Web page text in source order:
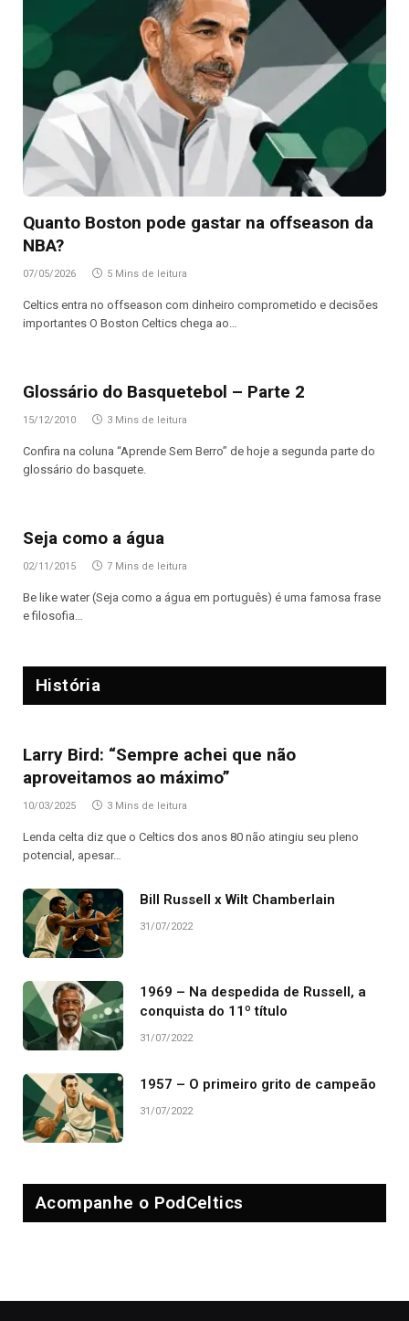
Quanto Boston pode gastar na offseason da
NBA?
07/05/2026 5 Mins de leitura
Celtics entra no offseason com dinheiro comprometido e decisões
importantes O Boston Celtics chega ao…
Glossário do Basquetebol – Parte 2
15/12/2010 3 Mins de leitura
Confira na coluna “Aprende Sem Berro” de hoje a segunda parte do
glossário do basquete.
Seja como a água
02/11/2015 7 Mins de leitura
Be like water (Seja como a água em português) é uma famosa frase
e filosofia…
História
Larry Bird: “Sempre achei que não
aproveitamos ao máximo”
10/03/2025 3 Mins de leitura
Lenda celta diz que o Celtics dos anos 80 não atingiu seu pleno
potencial, apesar…
Bill Russell x Wilt Chamberlain
31/07/2022
1969 – Na despedida de Russell, a
conquista do 11º título
31/07/2022
1957 – O primeiro grito de campeão
31/07/2022
Acompanhe o PodCeltics